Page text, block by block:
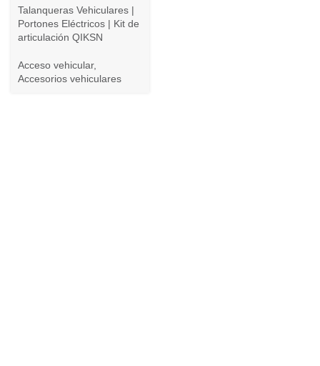
Talanqueras Vehiculares |
Portones Eléctricos | Kit de
articulación QIKSN
Acceso vehicular,
Accesorios vehiculares